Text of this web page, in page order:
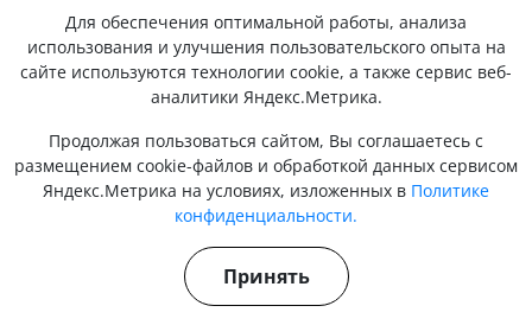
admin@chh.ru
Москва, улица Поликарпова, 16с3
Лицензии
Врачи
Правовая информация
Для обеспечения оптимальной работы, анализа
использования и улучшения пользовательского опыта на
сайте используются технологии cookie, а также сервис веб-
аналитики Яндекс.Метрика.
Продолжая пользоваться сайтом, Вы соглашаетесь с
размещением cookie-файлов и обработкой данных сервисом
Яндекс.Метрика на условиях, изложенных в Политике
конфиденциальности.
Принять